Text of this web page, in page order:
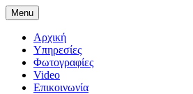
Menu
Αρχική
Υπηρεσίες
Φωτογραφίες
Video
Επικοινωνία